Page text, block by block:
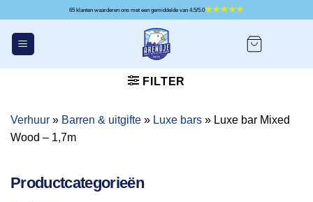
inhoud
65 klanten waarderen ons met een gemiddelde van 4.5/5.0
FILTER
Verhuur » Barren & uitgifte » Luxe bars » Luxe bar Mixed
Wood – 1,7m
Productcategorieën